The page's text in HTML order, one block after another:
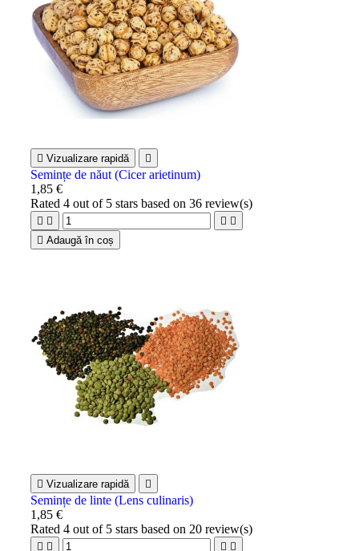
 Vizualizare rapidă 
Semințe de năut (Cicer arietinum)
1,85 €
Rated4 out of 5 stars based on36 review(s)
   
 Adaugă în coș
 Vizualizare rapidă 
Semințe de linte (Lens culinaris)
1,85 €
Rated4 out of 5 stars based on 20 review(s)
   